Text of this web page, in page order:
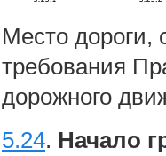
Место дороги,
требования
дорожного
5.24. Начало